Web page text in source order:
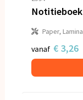
Paper,
vanaf € 3,26